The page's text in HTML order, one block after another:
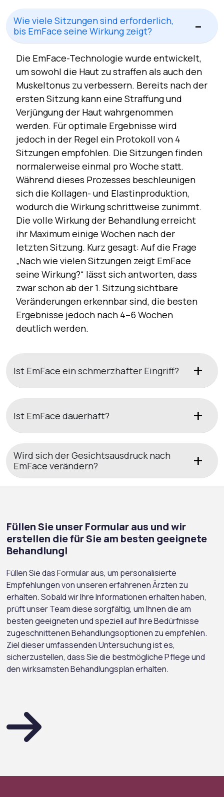
Wie viele Sitzungen sind erforderlich,
bis EmFace seine Wirkung zeigt?
Die EmFace-Technologie wurde entwickelt,
um sowohl die Haut zu straffen als auch den
Muskeltonus zu verbessern. Bereits nach der
ersten Sitzung kann eine Straffung und
Verjüngung der Haut wahrgenommen
werden. Für optimale Ergebnisse wird
jedoch in der Regel ein Protokoll von 4
Sitzungen empfohlen. Die Sitzungen finden
normalerweise einmal pro Woche statt.
Während dieses Prozesses beschleunigen
sich die Kollagen- und Elastinproduktion,
wodurch die Wirkung schrittweise zunimmt.
Die volle Wirkung der Behandlung erreicht
ihr Maximum einige Wochen nach der
letzten Sitzung. Kurz gesagt: Auf die Frage
„Nach wie vielen Sitzungen zeigt EmFace
seine Wirkung?“ lässt sich antworten, dass
zwar schon ab der 1. Sitzung sichtbare
Veränderungen erkennbar sind, die besten
Ergebnisse jedoch nach 4–6 Wochen
deutlich werden.
Ist EmFace ein schmerzhafter Eingriff?
Ist EmFace dauerhaft?
Wird sich der Gesichtsausdruck nach
EmFace verändern?
Füllen Sie unser Formular aus und wir
erstellen die für Sie am besten geeignete
Behandlung!
Füllen Sie das Formular aus, um personalisierte
Empfehlungen von unseren erfahrenen Ärzten zu
erhalten. Sobald wir Ihre Informationen erhalten haben,
prüft unser Team diese sorgfältig, um Ihnen die am
besten geeigneten und speziell auf Ihre Bedürfnisse
zugeschnittenen Behandlungsoptionen zu empfehlen.
Ziel dieser umfassenden Untersuchung ist es,
sicherzustellen, dass Sie die bestmögliche Pflege und
den wirksamsten Behandlungsplan erhalten.